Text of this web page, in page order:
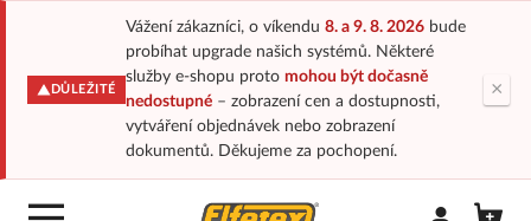
DŮLEŽITÉ
Vážení zákazníci, o víkendu 8. a 9. 8. 2026bude
probíhat upgrade našich systémů. Některé
služby e-shopu proto mohou být dočasně
nedostupné– zobrazení cen a dostupnosti,
vytváření objednávek nebo zobrazení
dokumentů. Děkujeme za pochopení.
×
Přihlásit/